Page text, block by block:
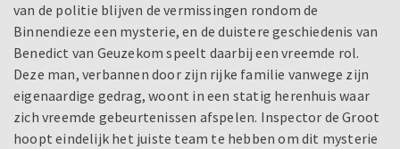
van de politie blijven de vermissingen rondom de
Binnendieze een mysterie, en de duistere geschiedenis van
Benedict van Geuzekom speelt daarbij een vreemde rol.
Deze man, verbannen door zijn rijke familie vanwege zijn
eigenaardige gedrag, woont in een statig herenhuis waar
zich vreemde gebeurtenissen afspelen. Inspector de Groot
hoopt eindelijk het juiste team te hebben om dit mysterie